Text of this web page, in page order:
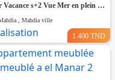
Pour Vacance s+2 Vue Mer en plein Zone Touristique Mahdia
, Mahdia ville
1.400 TND